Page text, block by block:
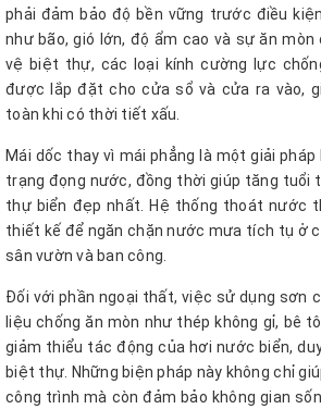
phải đảm bảo độ bền vững trước điều
như bão, gió lớn, độ ẩm cao và sự ăn mòn
vệ biệt thự, các loại kính cường lực
được lắp đặt cho cửa sổ và cửa ra vào,
toàn khi có thời tiết xấu.
Mái dốc thay vì mái phẳng là một giải
trạng đọng nước, đồng thời giúp tăng tuổi
thự biển đẹp nhất. Hệ thống thoát nước
thiết kế để ngăn chặn nước mưa tích tụ ở
sân vườn và ban công.
Đối với phần ngoại thất, việc sử dụng sơn
liệu chống ăn mòn như thép không gỉ, bê
giảm thiểu tác động của hơi nước biển,
biệt thự. Những biện pháp này không chỉ
công trình mà còn đảm bảo không gian